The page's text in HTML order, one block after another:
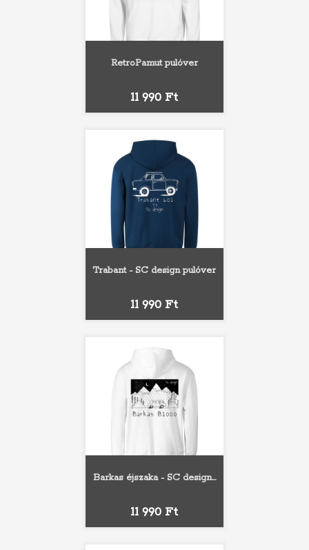
RetroPamut pulóver
Ár
11 990 Ft
Trabant - SC design pulóver
Ár
11 990 Ft
Barkas éjszaka - SC design...
Ár
11 990 Ft